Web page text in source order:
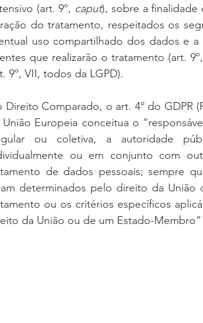
(art. 9º, caput), sobre a finalidade
do tratamento, respeitados os
uso compartilhado dos dados e
que realizarão o tratamento (art.
9º, VII, todos da LGPD).
Direito Comparado, o art. 4º do GDPR
União Europeia conceitua o
ou coletiva, a autoridade
ou em conjunto com
de dados pessoais; sempre
determinados pelo direito da
ou os critérios específicos
da União ou de um Estado-Membro”